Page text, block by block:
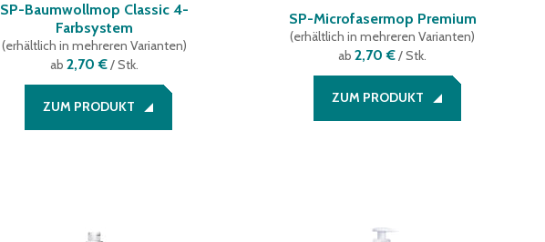
SP-Baumwollmop Classic 4-
Farbsystem
(erhältlich in mehreren Varianten)
ab 2,70 €/ Stk.
ZUM PRODUKT
SP-Microfasermop Premium
(erhältlich in mehreren Varianten)
ab2,70 €/ Stk.
ZUM PRODUKT